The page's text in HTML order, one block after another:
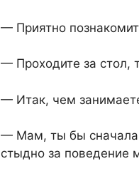
— Приятно
— Проходите за стол,
— Итак, чем
— Мам, ты бы сначала
стыдно за поведение